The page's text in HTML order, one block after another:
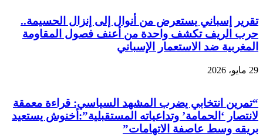
تقرير إسباني يستعرض من أنوال إلى إنزال الحسيمة..
حرب الريف تكشف واحدة من أعنف فصول المقاومة
المغربية ضد الاستعمار الإسباني
29 مايو، 2026
“تمرين انتخابي يضرب المشهد السياسي: قراءة معمقة
لانتصار ‘الحمامة’ وتداعياته المستقبلية”:أخنوش يستعيد
بريقه وسط عاصفة الاتهامات”